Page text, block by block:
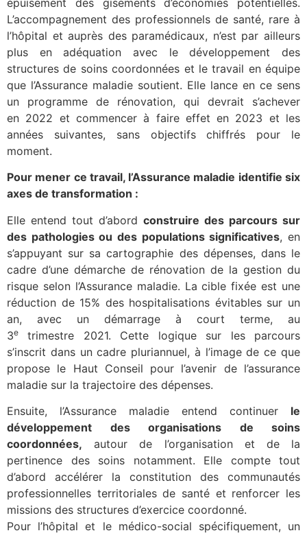
L’accompagnement des professionnels de santé, rare à
l’hôpital et auprès des paramédicaux, n’est par ailleurs
plus en adéquation avec le développement des
structures de soins coordonnées et le travail en équipe
que l’Assurance maladie soutient. Elle lance en ce sens
un programme de rénovation, qui devrait s’achever
en 2022 et commencer à faire effet en 2023 et les
années suivantes, sans objectifs chiffrés pour le
moment.
Pour mener ce travail, l’Assurance maladie identifie six
axes de transformation :
Elle entend tout d’abord construire des parcours sur
des pathologies ou des populations significatives, en
s’appuyant sur sa cartographie des dépenses, dans le
cadre d’une démarche de rénovation de la gestion du
risque selon l’Assurance maladie. La cible fixée est une
réduction de 15% des hospitalisations évitables sur un
an, avec un démarrage à court terme, au
3e
trimestre 2021. Cette logique sur les parcours
s’inscrit dans un cadre pluriannuel, à l’image de ce que
propose le Haut Conseil pour l’avenir de l’assurance
maladie sur la trajectoire des dépenses.
Ensuite, l’Assurance maladie entend continuer le
développement des organisations de soins
coordonnées, autour de l’organisation et de la
pertinence des soins notamment. Elle compte tout
d’abord accélérer la constitution des communautés
professionnelles territoriales de santé et renforcer les
missions des structures d’exercice coordonné.
Pour l’hôpital et le médico-social spécifiquement, un